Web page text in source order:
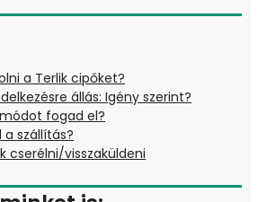
a Terlik cipőket?
állás: Igény szerint?
fogad el?
a szállítás?
cserélni/visszaküldeni